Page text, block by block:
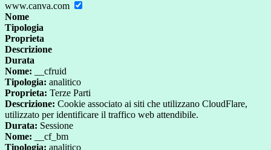
www.canva.com
Nome
Tipologia
Proprieta
Descrizione
Durata
Nome: __cfruid
Tipologia: analitico
Proprieta: Terze Parti
Descrizione: Cookie associato ai siti che utilizzano CloudFlare,
utilizzato per identificare il traffico web attendibile.
Durata: Sessione
Nome: __cf_bm
Tipologia: analitico